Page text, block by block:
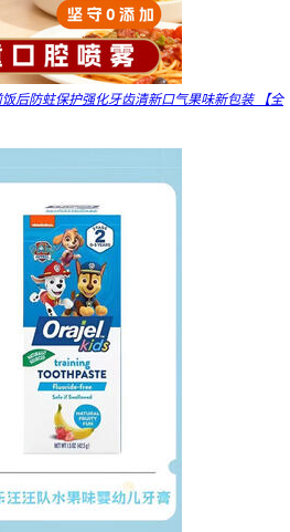
后防蛀保护强化牙齿清新口气果味新包装 【全